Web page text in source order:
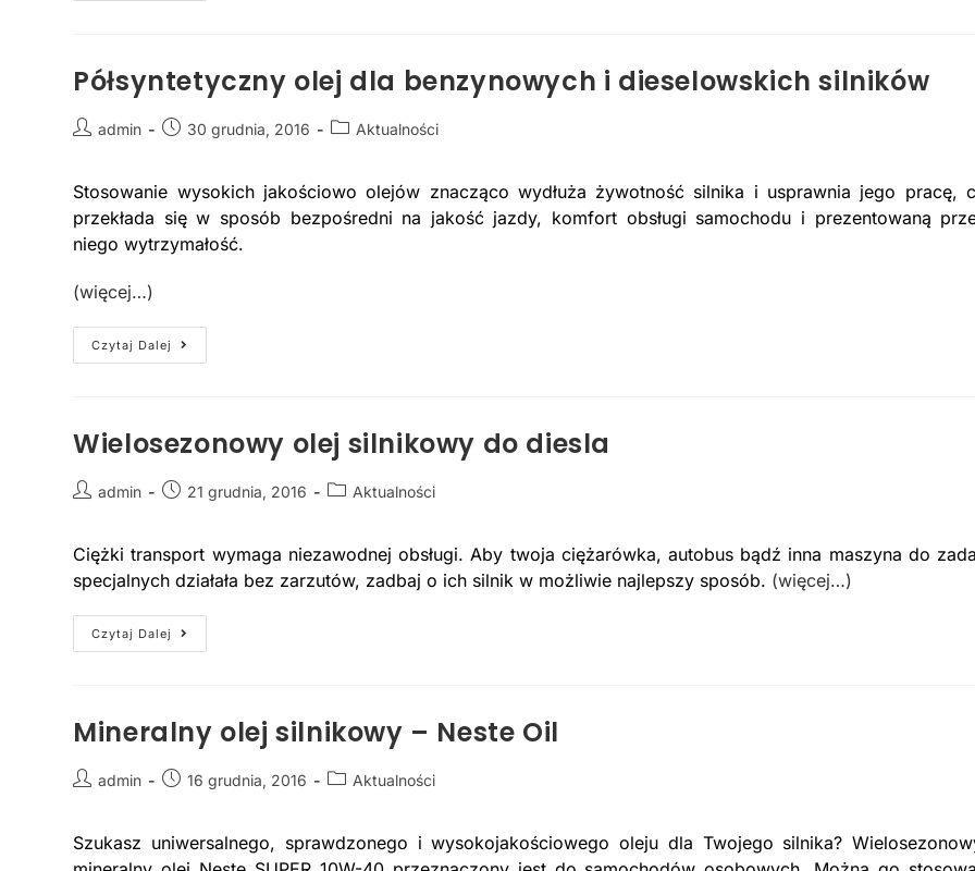
Półsyntetyczny olej dla benzynowych i dieselowskich silników
admin 30 grudnia, 2016 Aktualności
Stosowanie wysokich jakościowo olejów znacząco wydłuża żywotność silnika i usprawnia jego pracę,
przekłada się w sposób bezpośredni na jakość jazdy, komfort obsługi samochodu i prezentowaną
niego wytrzymałość.
(więcej…)
Czytaj Dalej
Wielosezonowy olej silnikowy do diesla
admin 21 grudnia, 2016 Aktualności
Ciężki transport wymaga niezawodnej obsługi. Aby twoja ciężarówka, autobus bądź inna maszyna do
specjalnych działała bez zarzutów, zadbaj o ich silnik w możliwie najlepszy sposób. (więcej…)
Czytaj Dalej
Mineralny olej silnikowy – Neste Oil
admin 16 grudnia, 2016 Aktualności
Szukasz uniwersalnego, sprawdzonego i wysokojakościowego oleju dla Twojego silnika?